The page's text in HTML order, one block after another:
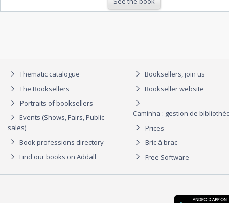
Thematic catalogue
The Booksellers
Portraits of booksellers
Events (Shows, Fairs, Public
sales)
Book professions directory
Find our books on Addall
Booksellers, join us
Bookseller website
Caminha : gestion de
Prices
Bric à brac
Free Software